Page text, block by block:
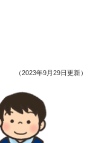
（2023年9月29日更新）